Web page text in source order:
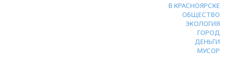
В КРАСНОЯРСКЕ
ОБЩЕСТВО
ЭКОЛОГИЯ
ГОРОД
ДЕНЬГИ
МУСОР